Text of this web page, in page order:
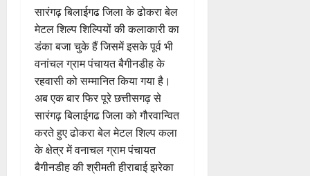
सारंगढ़ बिलाईगढ जिला के ढोकरा बेल
मेटल शिल्प शिल्पियों की कलाकारी का
डंका बजा चुके हैं जिसमें इसके पूर्व भी
वनांचल ग्राम पंचायत बैगीनडीह के
रहवासी को सम्मानित किया गया है।
अब एक बार फिर पूरे छत्तीसगढ़ से
सारंगढ़ बिलाईगढ जिला को गौरवान्वित
करते हुए ढोकरा बेल मेटल शिल्प कला
के क्षेत्र में ‌वनाचल ग्राम पंचायत
बैगीनडीह की श्रीमती हीराबाई झरेका